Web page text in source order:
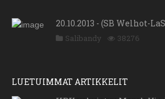
20.10.2013 - (SB Welhot-
Salibandy 38276
LUETUIMMAT ARTIKKELIT